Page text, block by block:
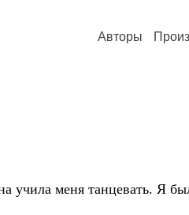
Авторы
учила меня танцевать. Я